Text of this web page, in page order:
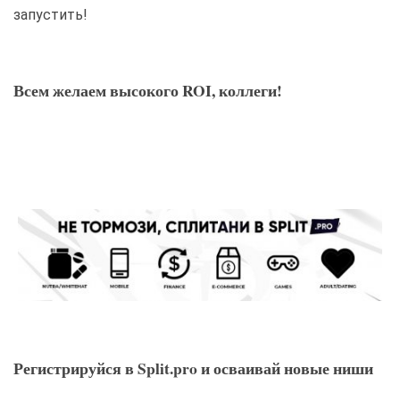
запустить!
Всем желаем высокого ROI, коллеги!
Регистрируйся в Split.pro и осваивай новые ниши